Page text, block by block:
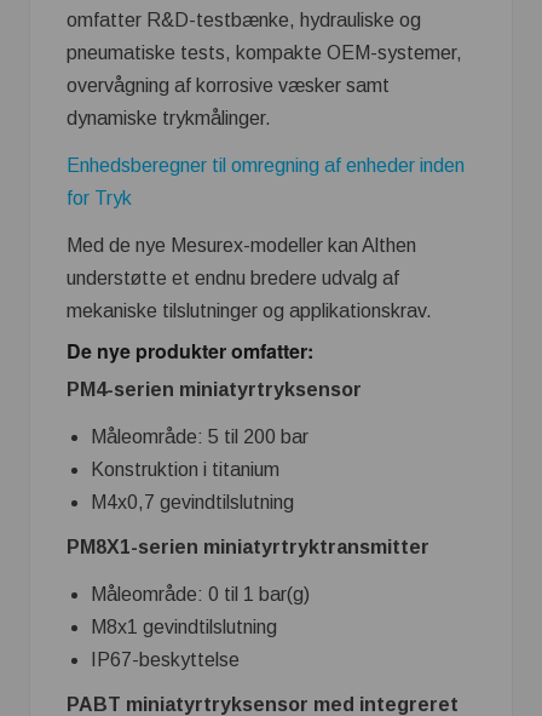
omfatter R&D-testbænke, hydrauliske og
pneumatiske tests, kompakte OEM-systemer,
overvågning af korrosive væsker samt
dynamiske trykmålinger.
Enhedsberegner til omregning af enheder inden
for Tryk
Med de nye Mesurex-modeller kan Althen
understøtte et endnu bredere udvalg af
mekaniske tilslutninger og applikationskrav.
De nye produkter omfatter:
PM4-serien miniatyrtryksensor
Måleområde: 5 til 200 bar
Konstruktion i titanium
M4x0,7 gevindtilslutning
PM8X1-serien miniatyrtryktransmitter
Måleområde: 0 til 1 bar(g)
M8x1 gevindtilslutning
IP67-beskyttelse
PABT miniatyrtryksensor med integreret